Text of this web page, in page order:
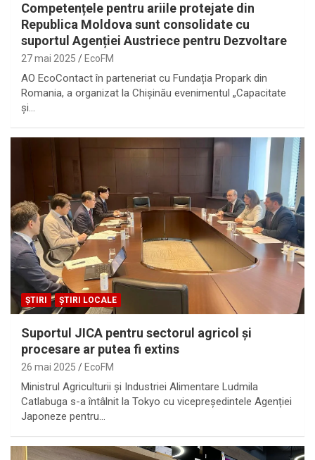
Competențele pentru ariile protejate din
Republica Moldova sunt consolidate cu
suportul Agenției Austriece pentru Dezvoltare
27 mai 2025 EcoFM
AO EcoContact în parteneriat cu Fundația Propark din
Romania, a organizat la Chișinău evenimentul „Capacitate
și…
ȘTIRI ȘTIRI LOCALE
Suportul JICA pentru sectorul agricol și
procesare ar putea fi extins
26 mai 2025 EcoFM
Ministrul Agriculturii și Industriei Alimentare Ludmila
Catlabuga s-a întâlnit la Tokyo cu vicepreședintele Agenției
Japoneze pentru…